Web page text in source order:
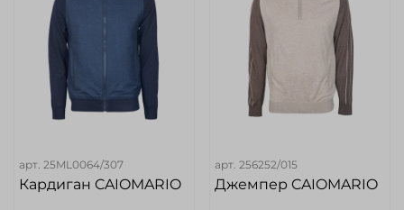
арт. 25ML0064/307
Кардиган CAIOMARIO
арт. 256252/015
Джемпер CAIOMARIO